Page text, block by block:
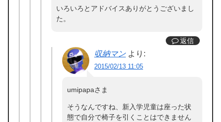
いろいろとアドバイスありがとうございまし
た。
返信
収納マン より:
2015/02/13 11:05
umipapaさま
そうなんですね、新入学児童は座った状
態で自分で椅子を引くことはできません